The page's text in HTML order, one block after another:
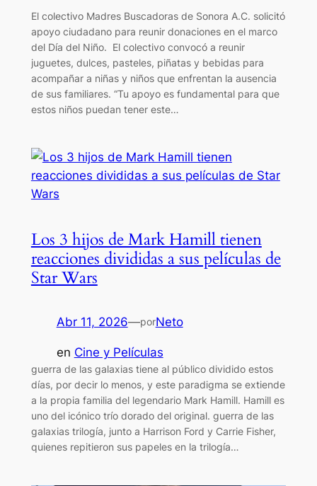
El colectivo Madres Buscadoras de Sonora A.C. solicitó
apoyo ciudadano para reunir donaciones en el marco
del Día del Niño. El colectivo convocó a reunir
juguetes, dulces, pasteles, piñatas y bebidas para
acompañar a niñas y niños que enfrentan la ausencia
de sus familiares. “Tu apoyo es fundamental para que
estos niños puedan tener este…
Los 3 hijos de Mark Hamill tienen
reacciones divididas a sus películas de
Star Wars
Abr 11, 2026—porNeto
en Cine y Películas
guerra de las galaxias tiene al público dividido estos
días, por decir lo menos, y este paradigma se extiende
a la propia familia del legendario Mark Hamill. Hamill es
uno del icónico trío dorado del original. guerra de las
galaxias trilogía, junto a Harrison Ford y Carrie Fisher,
quienes repitieron sus papeles en la trilogía…